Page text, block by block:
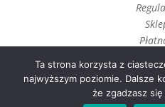
i
Zwroty,
Ta strona korzysta z
najwyższym poziomie. Dalsze
że zgadzasz